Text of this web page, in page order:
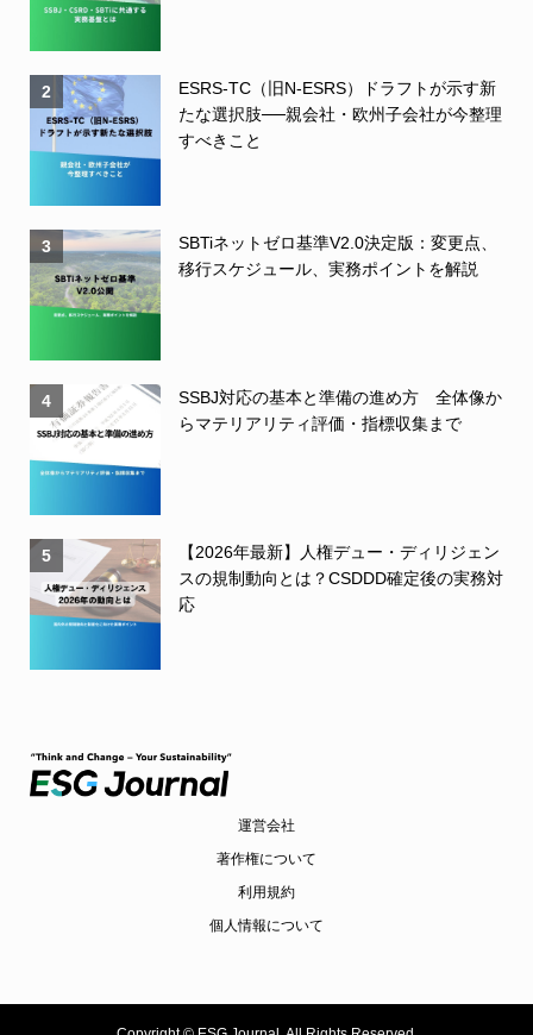
2
ESRS-TC（旧N-ESRS）ドラフトが示す新
たな選択肢──親会社・欧州子会社が今整理
すべきこと
3
SBTiネットゼロ基準V2.0決定版：変更点、
移行スケジュール、実務ポイントを解説
4
SSBJ対応の基本と準備の進め方 全体像か
らマテリアリティ評価・指標収集まで
5
【2026年最新】人権デュー・ディリジェン
スの規制動向とは？CSDDD確定後の実務対
応
運営会社
著作権について
利用規約
個人情報について